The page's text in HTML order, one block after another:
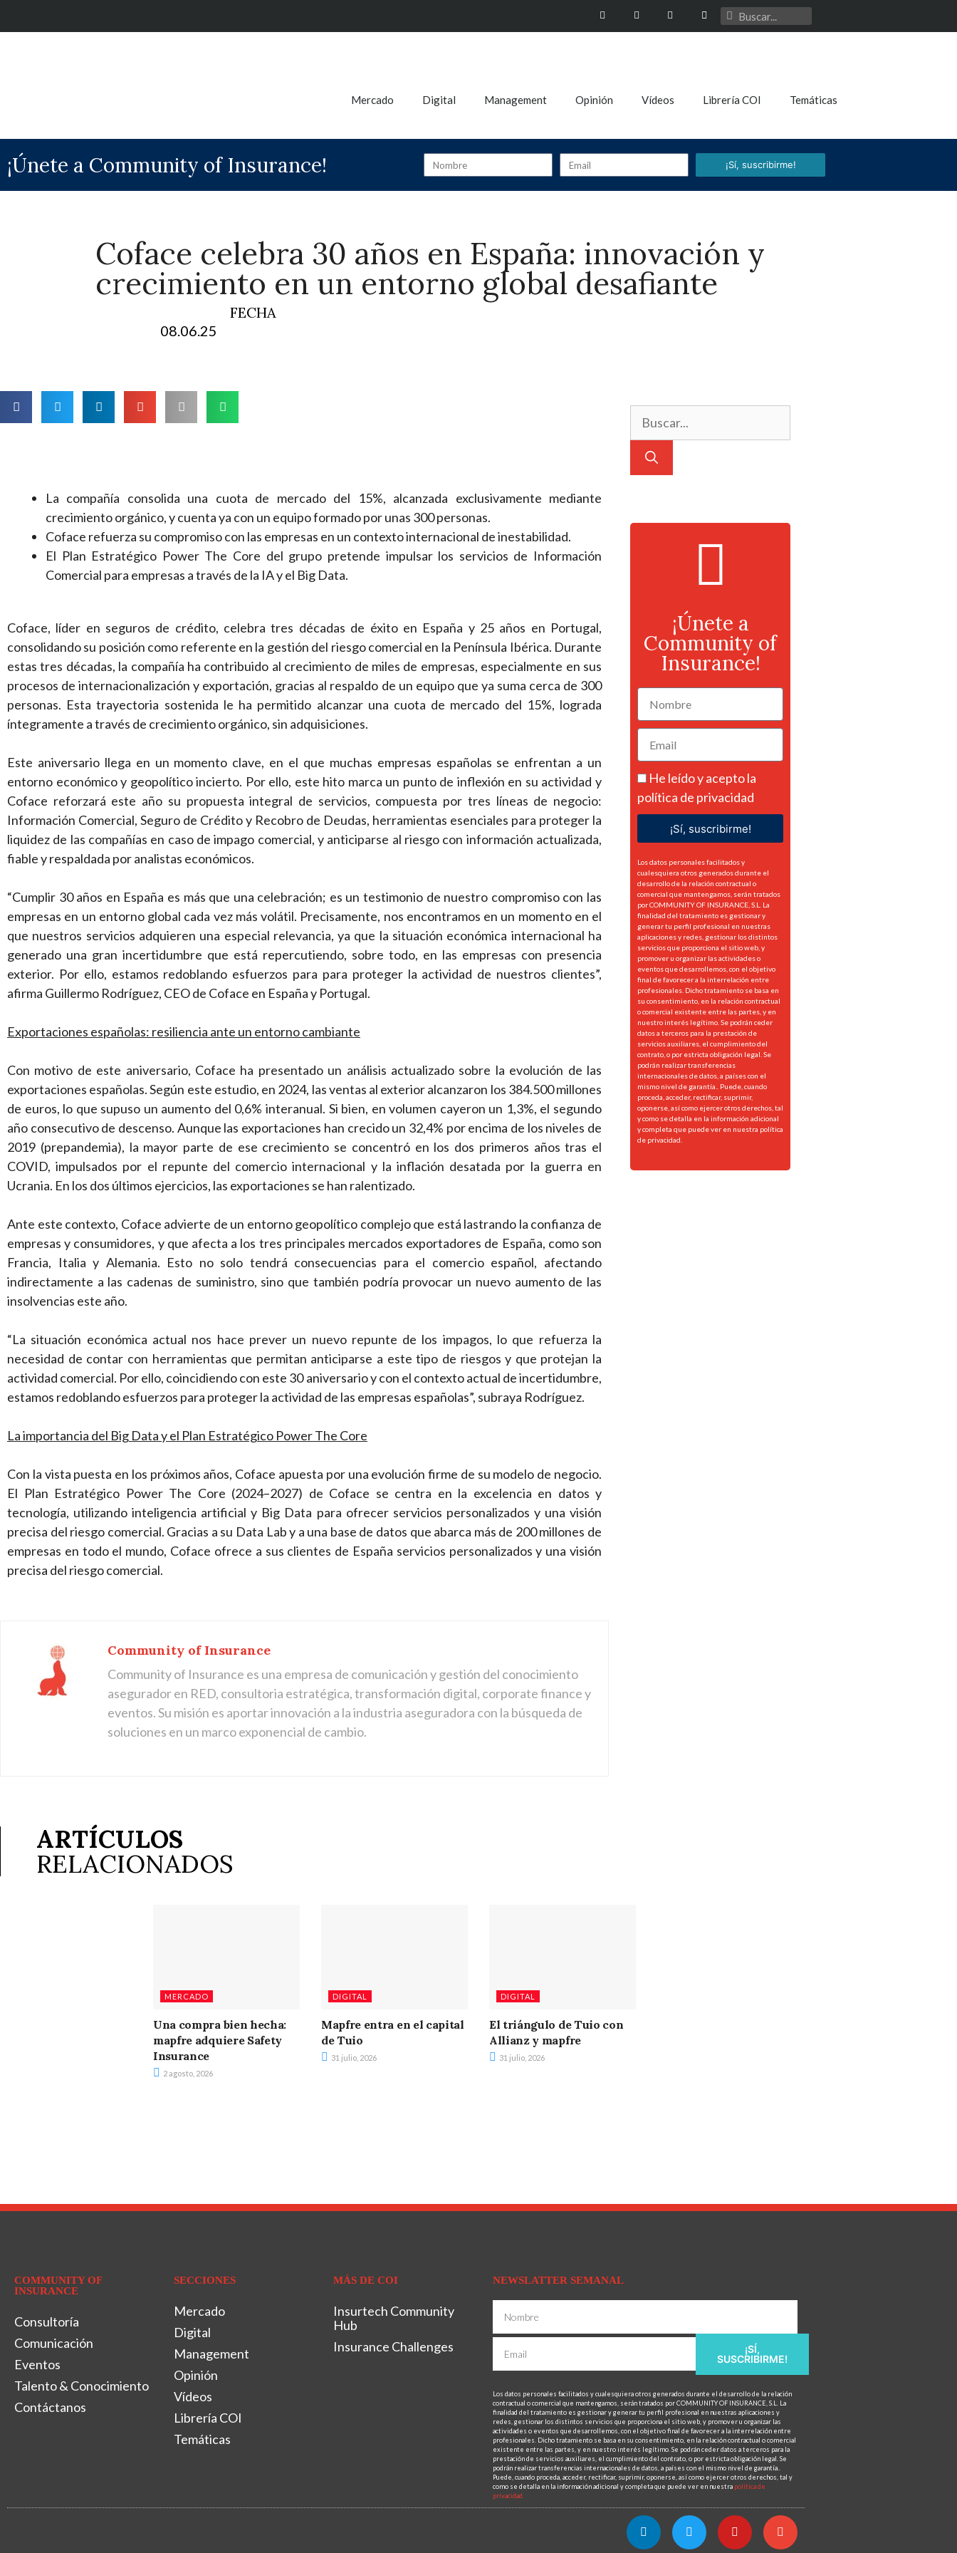
Mercado Digital Management Opinión Vídeos Librería COI Temáticas
¡Únete a Community of Insurance! ¡Sí, suscribirme!
Coface celebra 30 años en España: innovación y
crecimiento en un entorno global desafiante
FECHA
08.06.25
La compañía consolida una cuota de mercado del 15%, alcanzada exclusivamente mediante
crecimiento orgánico, y cuenta ya con un equipo formado por unas 300 personas.
Coface refuerza su compromiso con las empresas en un contexto internacional de inestabilidad.
El Plan Estratégico Power The Core del grupo pretende impulsar los servicios de Información
Comercial para empresas a través de la IA y el Big Data.
Coface, líder en seguros de crédito, celebra tres décadas de éxito en España y 25 años en Portugal,
consolidando su posición como referente en la gestión del riesgo comercial en la Península Ibérica. Durante
estas tres décadas, la compañía ha contribuido al crecimiento de miles de empresas, especialmente en sus
procesos de internacionalización y exportación, gracias al respaldo de un equipo que ya suma cerca de 300
personas. Esta trayectoria sostenida le ha permitido alcanzar una cuota de mercado del 15%, lograda
íntegramente a través de crecimiento orgánico, sin adquisiciones.
Este aniversario llega en un momento clave, en el que muchas empresas españolas se enfrentan a un
entorno económico y geopolítico incierto. Por ello, este hito marca un punto de inflexión en su actividad y
Coface reforzará este año su propuesta integral de servicios, compuesta por tres líneas de negocio:
Información Comercial, Seguro de Crédito y Recobro de Deudas, herramientas esenciales para proteger la
liquidez de las compañías en caso de impago comercial, y anticiparse al riesgo con información actualizada,
fiable y respaldada por analistas económicos.
“Cumplir 30 años en España es más que una celebración; es un testimonio de nuestro compromiso con las
empresas en un entorno global cada vez más volátil. Precisamente, nos encontramos en un momento en el
que nuestros servicios adquieren una especial relevancia, ya que la situación económica internacional ha
generado una gran incertidumbre que está repercutiendo, sobre todo, en las empresas con presencia
exterior. Por ello, estamos redoblando esfuerzos para para proteger la actividad de nuestros clientes”,
afirma Guillermo Rodríguez, CEO de Coface en España y Portugal.
Exportaciones españolas: resiliencia ante un entorno cambiante
Con motivo de este aniversario, Coface ha presentado un análisis actualizado sobre la evolución de las
exportaciones españolas. Según este estudio, en 2024, las ventas al exterior alcanzaron los 384.500 millones
de euros, lo que supuso un aumento del 0,6% interanual. Si bien, en volumen cayeron un 1,3%, el segundo
año consecutivo de descenso. Aunque las exportaciones han crecido un 32,4% por encima de los niveles de
2019 (prepandemia), la mayor parte de ese crecimiento se concentró en los dos primeros años tras el
COVID, impulsados por el repunte del comercio internacional y la inflación desatada por la guerra en
Ucrania. En los dos últimos ejercicios, las exportaciones se han ralentizado.
Ante este contexto, Coface advierte de un entorno geopolítico complejo que está lastrando la confianza de
empresas y consumidores, y que afecta a los tres principales mercados exportadores de España, como son
Francia, Italia y Alemania. Esto no solo tendrá consecuencias para el comercio español, afectando
indirectamente a las cadenas de suministro, sino que también podría provocar un nuevo aumento de las
insolvencias este año.
“La situación económica actual nos hace prever un nuevo repunte de los impagos, lo que refuerza la
necesidad de contar con herramientas que permitan anticiparse a este tipo de riesgos y que protejan la
actividad comercial. Por ello, coincidiendo con este 30 aniversario y con el contexto actual de incertidumbre,
estamos redoblando esfuerzos para proteger la actividad de las empresas españolas”, subraya Rodríguez.
La importancia del Big Data y el Plan Estratégico Power The Core
Con la vista puesta en los próximos años, Coface apuesta por una evolución firme de su modelo de negocio.
El Plan Estratégico Power The Core (2024–2027) de Coface se centra en la excelencia en datos y
tecnología, utilizando inteligencia artificial y Big Data para ofrecer servicios personalizados y una visión
precisa del riesgo comercial. Gracias a su Data Lab y a una base de datos que abarca más de 200 millones de
empresas en todo el mundo, Coface ofrece a sus clientes de España servicios personalizados y una visión
precisa del riesgo comercial.
Community of Insurance
Community of Insurance es una empresa de comunicación y gestión del conocimiento
asegurador en RED, consultoria estratégica, transformación digital, corporate finance y
eventos. Su misión es aportar innovación a la industria aseguradora con la búsqueda de
soluciones en un marco exponencial de cambio.
¡Únete a
Community of
Insurance!
He leído y acepto la
política de privacidad
¡Sí, suscribirme!
Los datos personales facilitados y
cualesquiera otros generados durante el
desarrollo de la relación contractual o
comercial que mantengamos, serán tratados
por COMMUNITY OF INSURANCE, S.L. La
finalidad del tratamiento es gestionar y
generar tu perfil profesional en nuestras
aplicaciones y redes, gestionar los distintos
servicios que proporciona el sitio web, y
promover u organizar las actividades o
eventos que desarrollemos, con el objetivo
final de favorecer a la interrelación entre
profesionales. Dicho tratamiento se basa en
su consentimiento, en la relación contractual
o comercial existente entre las partes, y en
nuestro interés legítimo. Se podrán ceder
datos a terceros para la prestación de
servicios auxiliares, el cumplimiento del
contrato, o por estricta obligación legal. Se
podrán realizar transferencias
internacionales de datos, a países con el
mismo nivel de garantía.. Puede, cuando
proceda, acceder, rectificar, suprimir,
oponerse, así como ejercer otros derechos, tal
y como se detalla en la información adicional
y completa que puede ver en nuestra política
de privacidad.
ARTÍCULOS
RELACIONADOS
MERCADO
Una compra bien hecha:
mapfre adquiere Safety
Insurance
2 agosto, 2026
DIGITAL
Mapfre entra en el capital
de Tuio
31 julio, 2026
DIGITAL
El triángulo de Tuio con
Allianz y mapfre
31 julio, 2026
COMMUNITY OF
INSURANCE
Consultoría
Comunicación
Eventos
Talento & Conocimiento
Contáctanos
SECCIONES
Mercado
Digital
Management
Opinión
Vídeos
Librería COI
Temáticas
MÁS DE COI
Insurtech Community
Hub
Insurance Challenges
NEWSLATTER SEMANAL
¡SÍ,
SUSCRIBIRME!
Los datos personales facilitados y cualesquiera otros generados durante el desarrollo de la relación
contractual o comercial que mantengamos, serán tratados por COMMUNITY OF INSURANCE, S.L. La
finalidad del tratamiento es gestionar y generar tu perfil profesional en nuestras aplicaciones y
redes, gestionar los distintos servicios que proporciona el sitio web, y promover u organizar las
actividades o eventos que desarrollemos, con el objetivo final de favorecer a la interrelación entre
profesionales. Dicho tratamiento se basa en su consentimiento, en la relación contractual o comercial
existente entre las partes, y en nuestro interés legítimo. Se podrán ceder datos a terceros para la
prestación de servicios auxiliares, el cumplimiento del contrato, o por estricta obligación legal. Se
podrán realizar transferencias internacionales de datos, a países con el mismo nivel de garantía..
Puede, cuando proceda, acceder, rectificar, suprimir, oponerse, así como ejercer otros derechos, tal y
como se detalla en la información adicional y completa que puede ver en nuestra política de
privacidad.